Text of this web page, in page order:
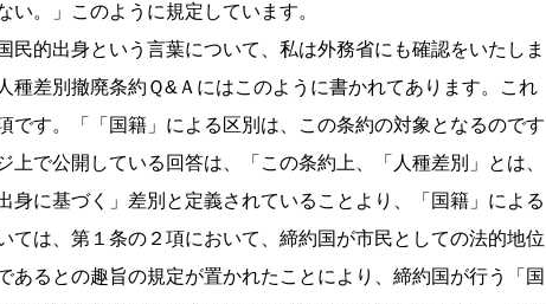
。」このように規定しています。
的出身という言葉について、私は外務省にも確認をいたしま
種差別撤廃条約Ｑ&Ａにはこのように書かれてあります。これ
です。「「国籍」による区別は、この条約の対象となるのです
で公開している回答は、「この条約上、「人種差別」とは、
身に基づく」差別と定義されていることより、「国籍」による
ては、第１条の２項において、締約国が市民としての法的地位
るとの趣旨の規定が置かれたことにより、締約国が行う「国